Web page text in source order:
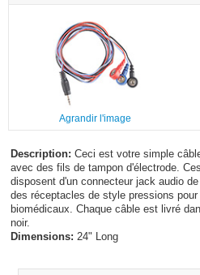
Agrandir l'image
Description: Ceci est votre simple
avec des fils de tampon d'électrode.
disposent d'un connecteur jack audio
des réceptacles de style pressions
biomédicaux. Chaque câble est livré
noir.
Dimensions: 24" Long